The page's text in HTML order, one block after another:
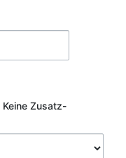
Keine Zusatz-